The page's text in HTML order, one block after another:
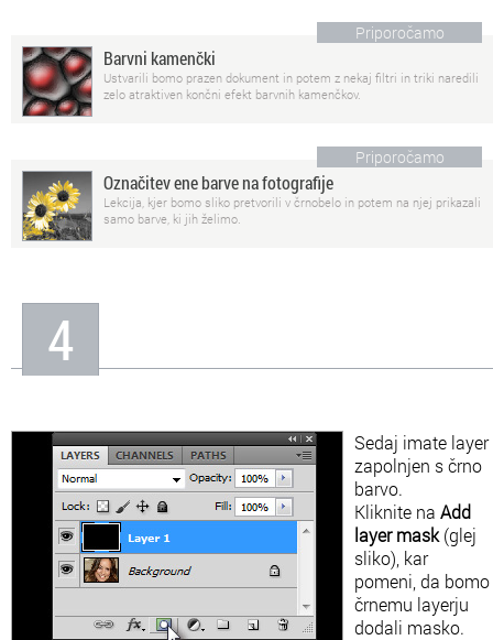
Priporočamo
Barvni kamenčki
Ustvarili bomo prazen dokument in potem z nekaj filtri in triki naredili
zelo atraktiven končni efekt barvnih kamenčkov.
Priporočamo
Označitev ene barve na fotografije
Lekcija, kjer bomo sliko pretvorili v črnobelo in potem na njej prikazali
samo barve, ki jih želimo.
4
Sedaj imate layer
zapolnjen s črno
barvo.
Kliknite na Add
layer mask (glej
sliko), kar
pomeni, da bomo
črnemu layerju
dodali masko.